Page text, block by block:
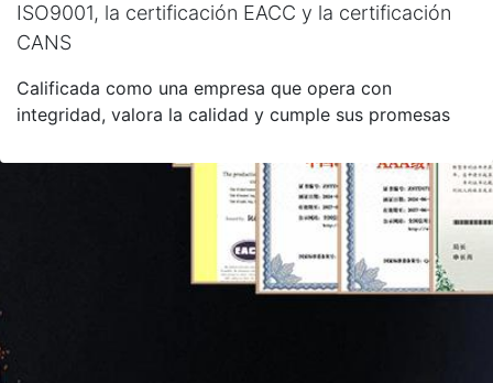
ISO9001, la certificación EACC y la certificación
CANS
Calificada como una empresa que opera con
integridad, valora la calidad y cumple sus promesas